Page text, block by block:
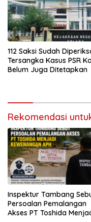
112 Saksi Sudah
Tersangka Kasus PSR
Belum Juga Ditetapkan
Rekomendasi
Inspektur Tambang
Persoalan Pemalangan
Akses PT Toshida